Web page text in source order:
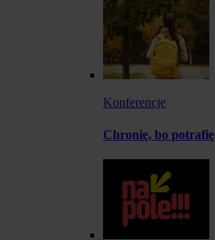
Konferencje
Chronię, bo potrafię